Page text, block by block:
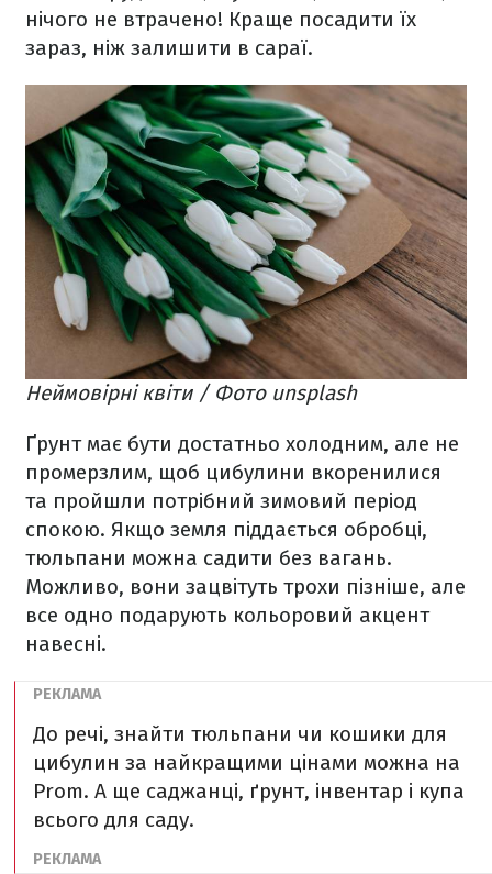
нічого не втрачено! Краще посадити їх
зараз, ніж залишити в сараї.
Неймовірні квіти / Фото unsplash
Ґрунт має бути достатньо холодним, але не
промерзлим, щоб цибулини вкоренилися
та пройшли потрібний зимовий період
спокою. Якщо земля піддається обробці,
тюльпани можна садити без вагань.
Можливо, вони зацвітуть трохи пізніше, але
все одно подарують кольоровий акцент
навесні.
До речі, знайти тюльпани чи кошики для
цибулин за найкращими цінами можна на
Prom. А ще саджанці, ґрунт, інвентар і купа
всього для саду.